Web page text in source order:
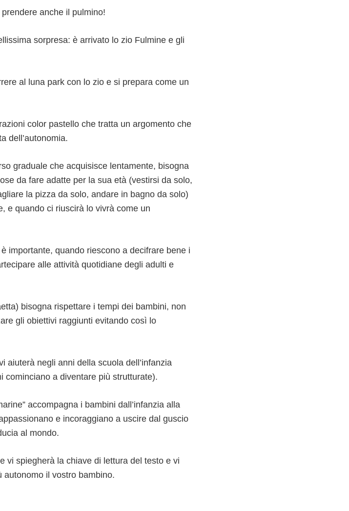
anche il pulmino!
sorpresa: è arrivato lo zio Fulmine e gli
al luna park con lo zio e si prepara come un
color pastello che tratta un argomento che
dell’autonomia.
graduale che acquisisce lentamente, bisogna
da fare adatte per la sua età (vestirsi da solo,
la pizza da solo, andare in bagno da solo)
e quando ci riuscirà lo vivrà come un
importante, quando riescono a decifrare bene i
alle attività quotidiane degli adulti e
bisogna rispettare i tempi dei bambini, non
gli obiettivi raggiunti evitando così lo
aiuterà negli anni della scuola dell’infanzia
cominciano a diventare più strutturate).
accompagna i bambini dall’infanzia alla
e incoraggiano a uscire dal guscio
al mondo.
vi spiegherà la chiave di lettura del testo e vi
il vostro bambino.